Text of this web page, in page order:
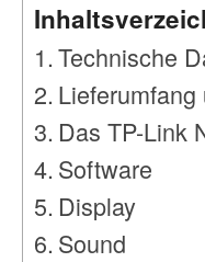
Technische
Lieferumfang
Das TP-Link
Software
Display
Sound